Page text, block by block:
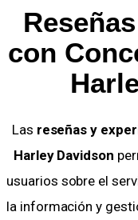
con
Las reseñas y
Harley Davidson
usuarios sobre el
la información y